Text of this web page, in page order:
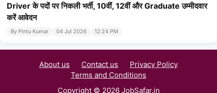
Driver के पदों पर निकली भर्ती, 10वीं, 12वीं और Graduate उम्मीदवार
करें आवेदन
By Pintu Kumar 04 Jul 2026 12:24 PM
About us Contact us
Privacy Policy
Terms and Conditions
Copyright © 2026 JobSafar.in